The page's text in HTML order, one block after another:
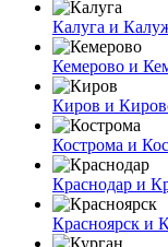
Калуга и
Кемерово и
Киров и
Кострома и
Краснодар и
Красноярск и